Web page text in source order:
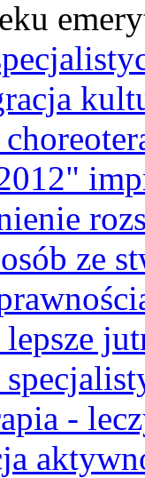
ze
lepsze
-